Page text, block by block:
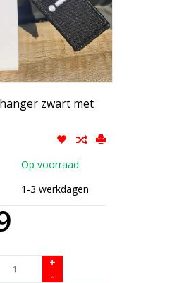
zwart met
Op voorraad
1-3 werkdagen
+
-